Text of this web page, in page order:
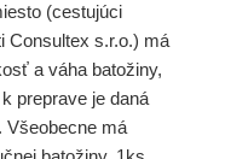
(cestujúci
Consultex s.r.o.) má
a váha batožiny,
preprave je daná
Všeobecne má